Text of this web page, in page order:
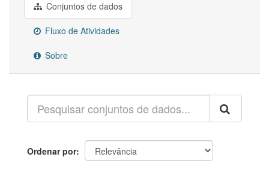
Conjuntos de dados
Fluxo de Atividades
Sobre
Ordenar por